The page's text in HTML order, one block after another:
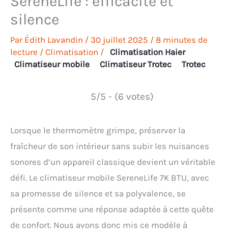
silence
Par Édith Lavandin / 30 juillet 2025 / 8 minutes de
lecture / Climatisation / Climatisation Haier
Climatiseur mobile
Climatiseur Trotec Trotec
5/5 - (6 votes)
Lorsque le thermomètre grimpe, préserver la
fraîcheur de son intérieur sans subir les nuisances
sonores d’un appareil classique devient un véritable
défi. Le climatiseur mobile SereneLife 7K BTU, avec
sa promesse de silence et sa polyvalence, se
présente comme une réponse adaptée à cette quête
de confort. Nous avons donc mis ce modèle à